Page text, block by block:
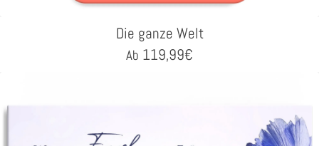
Die ganze Welt
Ab 119,99€